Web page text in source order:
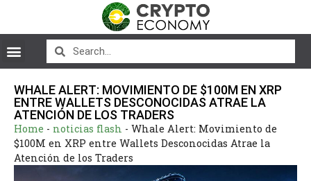
WHALE ALERT: MOVIMIENTO DE $100M EN XRP
ENTRE WALLETS DESCONOCIDAS ATRAE LA
ATENCIÓN DE LOS TRADERS
Home - noticias flash - Whale Alert: Movimiento de
$100M en XRP entre Wallets Desconocidas Atrae la
Atención de los Traders